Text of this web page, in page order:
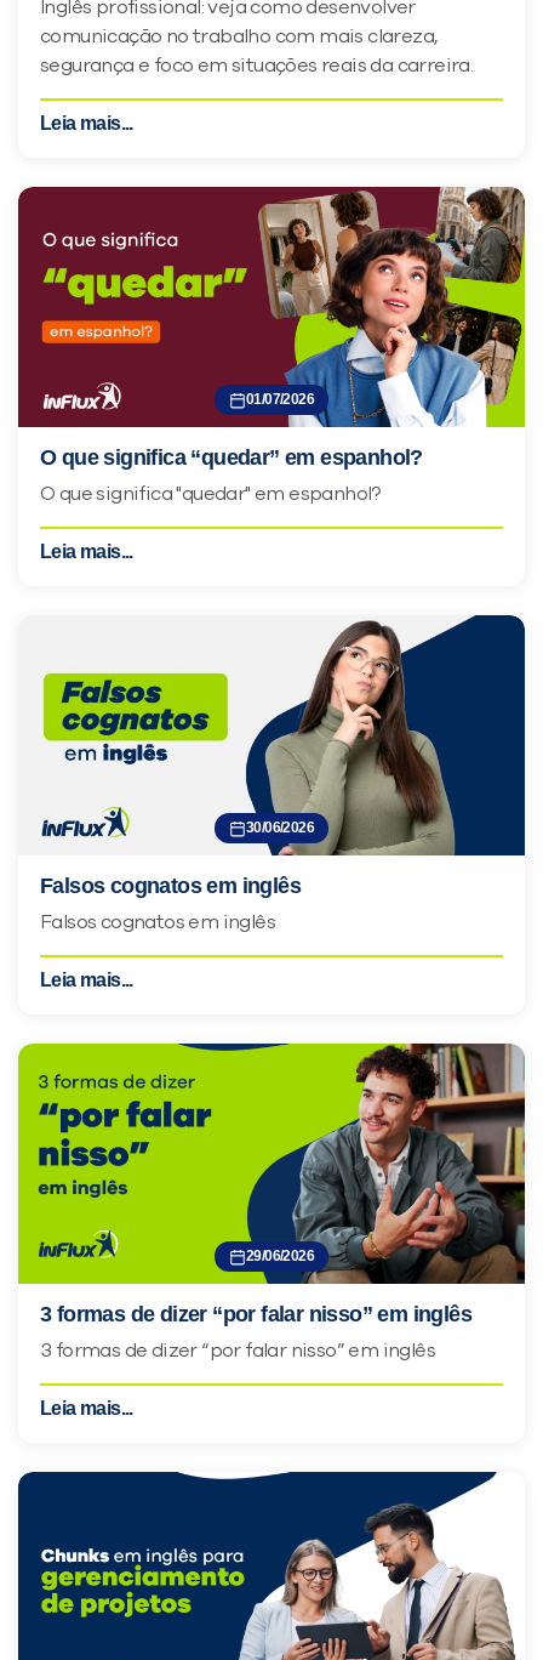
Inglês profissional: veja como desenvolver
comunicação no trabalho com mais clareza,
segurança e foco em situações reais da carreira.
Leia mais...
01/07/2026
O que significa “quedar” em espanhol?
O que significa "quedar" em espanhol?
Leia mais...
30/06/2026
Falsos cognatos em inglês
Falsos cognatos em inglês
Leia mais...
29/06/2026
3 formas de dizer “por falar nisso” em inglês
3 formas de dizer “por falar nisso” em inglês
Leia mais...